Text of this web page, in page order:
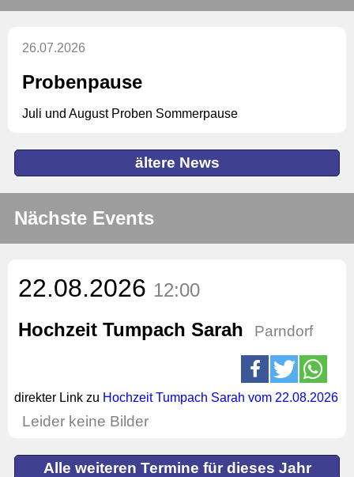
26.07.2026
Probenpause
Juli und August Proben Sommerpause
ältere News
Nächste Events
22.08.2026 12:00
Hochzeit Tumpach Sarah
Parndorf
direkter Link zu Hochzeit Tumpach Sarah vom 22.08.2026
Leider keine Bilder
Alle weiteren Termine für dieses Jahr